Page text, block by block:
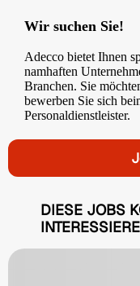
Wir suchen Sie!
Adecco bietet Ihnen
namhaften
Branchen. Sie
bewerben Sie sich
Personaldienstleister.
DIESE JOBS